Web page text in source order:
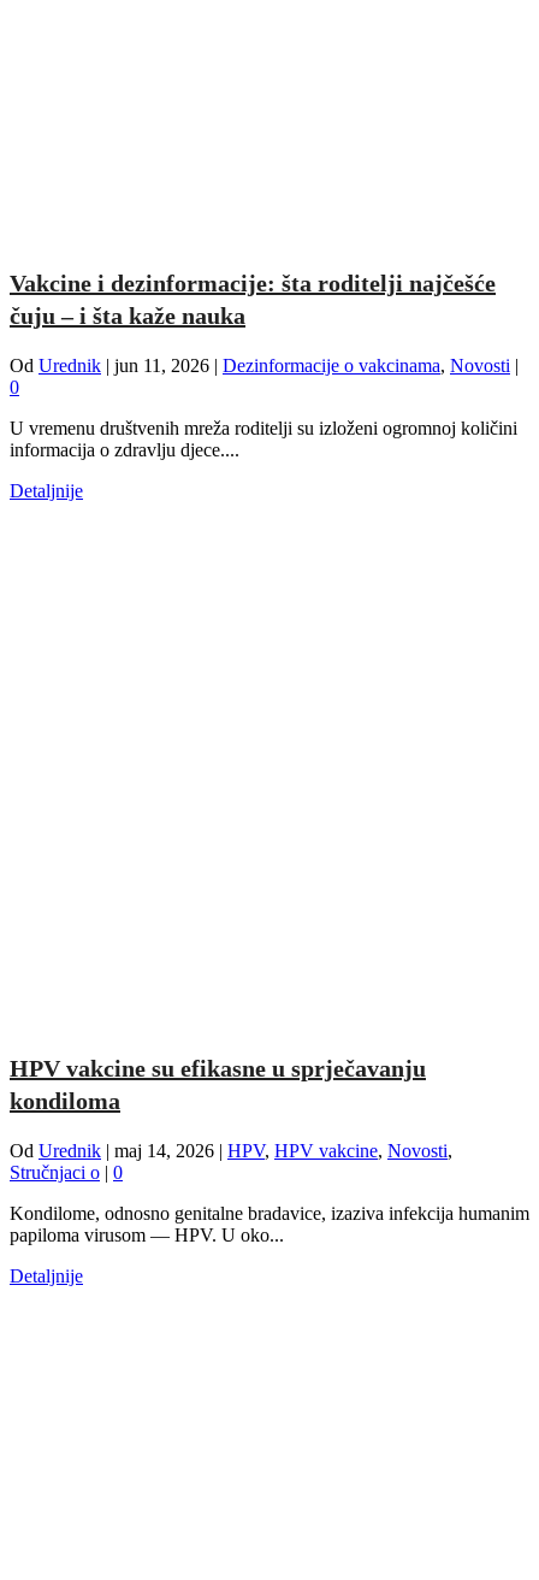
Vakcine i dezinformacije: šta roditelji najčešće
čuju – i šta kaže nauka
Od Urednik | jun 11, 2026 | Dezinformacije o vakcinama, Novosti |
0
U vremenu društvenih mreža roditelji su izloženi ogromnoj količini
informacija o zdravlju djece....
Detaljnije
HPV vakcine su efikasne u sprječavanju
kondiloma
Od Urednik | maj 14, 2026 | HPV, HPV vakcine, Novosti,
Stručnjaci o | 0
Kondilome, odnosno genitalne bradavice, izaziva infekcija humanim
papiloma virusom — HPV. U oko...
Detaljnije